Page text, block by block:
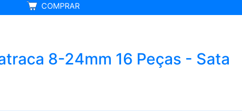
COMPRAR
MELHOR PREÇO
8-24mm 16 Peças - Sata